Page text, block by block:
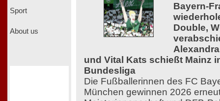
Sport
About us
Bayern-
Double,
und Vital Kats schießt Mainz
Bundesliga
Die Fußballerinnen des FC
München gewinnen 2026